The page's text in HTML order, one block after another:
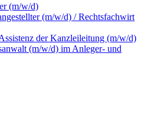
(m/w/d)
(m/w/d) / Rechtsfachwirt
der Kanzleileitung (m/w/d)
(m/w/d) im Anleger- und